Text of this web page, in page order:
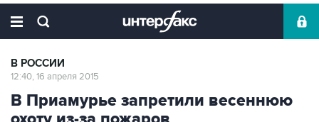
В РОССИИ
12:40, 16 апреля 2015
В Приамурье запретили весеннюю